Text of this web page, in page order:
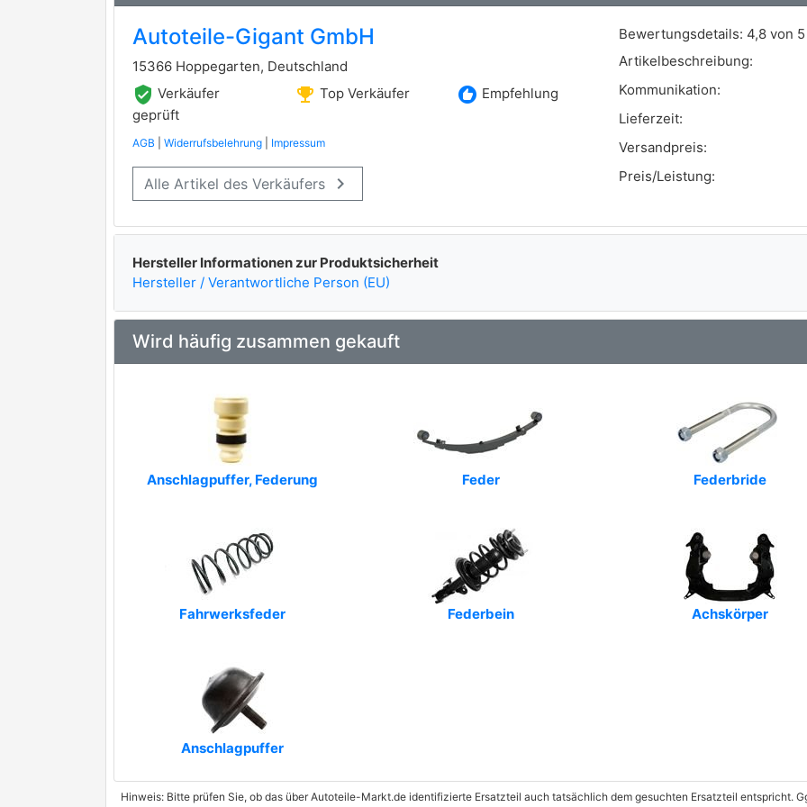
Autoteile-Gigant GmbH
15366 Hoppegarten, Deutschland
verified_user Verkäufer
geprüft
emoji_events Top Verkäufer recommend Empfehlung
AGB Widerrufsbelehrung Impressum
Alle Artikel des Verkäufers keyboard_arrow_right
Bewertungsdetails: 4,8 von 5
Artikelbeschreibung:
Kommunikation:
Lieferzeit:
Versandpreis:
Preis/Leistung:
Hersteller Informationen zur Produktsicherheit
Hersteller / Verantwortliche Person (EU)
Wird häufig zusammen gekauft
Anschlagpuffer, Federung Feder Federbride
Fahrwerksfeder Federbein Achskörper
Anschlagpuffer
Hinweis: Bitte prüfen Sie, ob das über Autoteile-Markt.de identifizierte Ersatzteil auch tatsächlich dem gesuchten Ersatzteil entspricht.